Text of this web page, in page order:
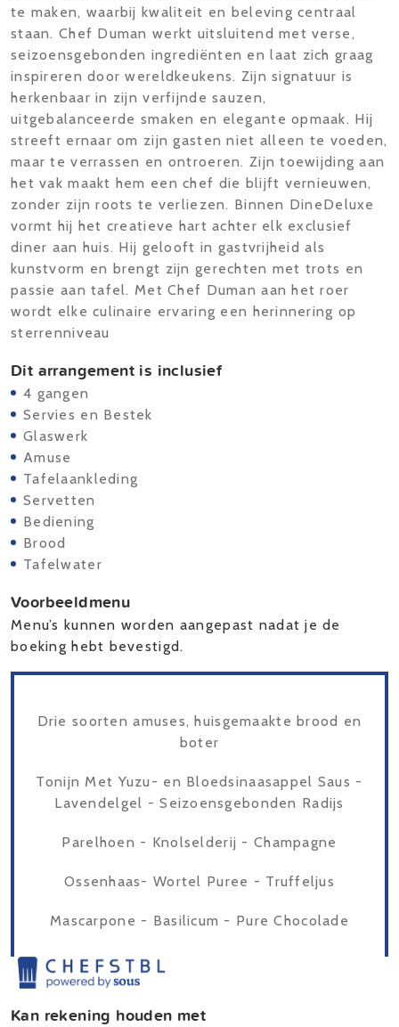
te maken, waarbij kwaliteit en beleving centraal
staan. Chef Duman werkt uitsluitend met verse,
seizoensgebonden ingrediënten en laat zich graag
inspireren door wereldkeukens. Zijn signatuur is
herkenbaar in zijn verfijnde sauzen,
uitgebalanceerde smaken en elegante opmaak. Hij
streeft ernaar om zijn gasten niet alleen te voeden,
maar te verrassen en ontroeren. Zijn toewijding aan
het vak maakt hem een chef die blijft vernieuwen,
zonder zijn roots te verliezen. Binnen DineDeluxe
vormt hij het creatieve hart achter elk exclusief
diner aan huis. Hij gelooft in gastvrijheid als
kunstvorm en brengt zijn gerechten met trots en
passie aan tafel. Met Chef Duman aan het roer
wordt elke culinaire ervaring een herinnering op
sterrenniveau
Dit arrangement is inclusief
4 gangen
Servies en Bestek
Glaswerk
Amuse
Tafelaankleding
Servetten
Bediening
Brood
Tafelwater
Voorbeeldmenu
Menu’s kunnen worden aangepast nadat je de
boeking hebt bevestigd.
Drie soorten amuses, huisgemaakte brood en
boter
Tonijn Met Yuzu- en Bloedsinaasappel Saus -
Lavendelgel - Seizoensgebonden Radijs
Parelhoen - Knolselderij - Champagne
Ossenhaas- Wortel Puree - Truffeljus
Mascarpone - Basilicum - Pure Chocolade
Kan rekening houden met